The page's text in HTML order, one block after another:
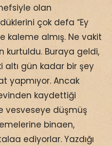
olan
çok defa “Ey
kaleme almış. Ne vakit
kurtuldu. Buraya geldi,
altı gün kadar bir şey
yapmıyor. Ancak
kaydettiği
vesveseye düşmüş
binaen,
ediyorlar. Yazdığı